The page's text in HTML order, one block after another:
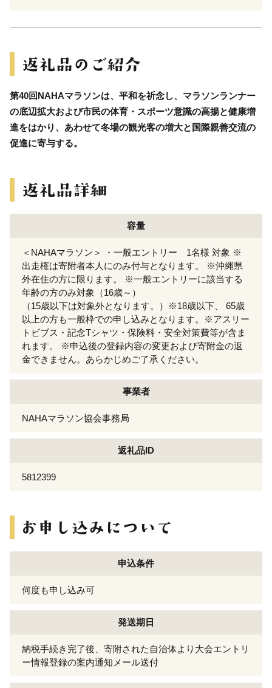
第40回NAHAマラソンは、平和を祈念し、マラソンランナー
の底辺拡大および市民の体育・スポーツ意識の高揚と健康増
進をはかり、あわせて冬場の観光客の増大と国際親善交流の
促進に寄与する。
容量
＜NAHAマラソン＞ ・一般エントリー 1名様 対象 ※
出走権は寄附者本人にのみ付与となります。 ※沖縄県
外在住の方に限ります。 ※一般エントリーに該当する
年齢の方のみ対象（16歳～）
（15歳以下は対象外となります。）※18歳以下、 65歳
以上の方も一般枠での申し込みとなります。※アスリー
トビブス・記念Tシャツ・保険料・安全対策費等が含ま
れます。 ※申込後の登録内容の変更および寄附金の返
金できません。あらかじめご了承ください。
事業者
NAHAマラソン協会事務局
返礼品ID
5812399
申込条件
何度も申し込み可
発送期日
納税手続き完了後、寄附された自治体より大会エントリ
ー情報登録の案内通知メール送付